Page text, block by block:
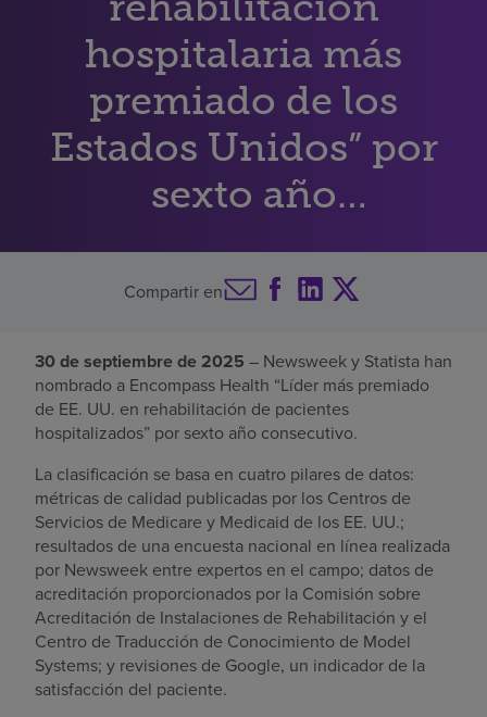
d
Recursos de salud
Acerca de nosotros
Inversores
hospitalaria más
premiado de los
Estados Unidos” por
sexto año
consecutivo
Compartir en
30 de septiembre de 2025 – Newsweek y Statista han
nombrado a Encompass Health “Líder más premiado
de EE. UU. en rehabilitación de pacientes
hospitalizados” por sexto año consecutivo.
La clasificación se basa en cuatro pilares de datos:
métricas de calidad publicadas por los Centros de
Servicios de Medicare y Medicaid de los EE. UU.;
resultados de una encuesta nacional en línea realizada
por Newsweek entre expertos en el campo; datos de
acreditación proporcionados por la Comisión sobre
Acreditación de Instalaciones de Rehabilitación y el
Centro de Traducción de Conocimiento de Model
Systems; y revisiones de Google, un indicador de la
satisfacción del paciente.